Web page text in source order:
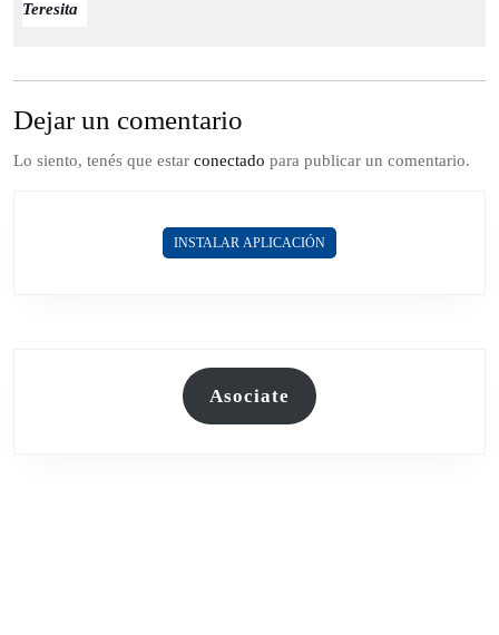
Teresita
Dejar un comentario
Lo siento, tenés que estar conectado para publicar un comentario.
INSTALAR APLICACIÓN
Asociate